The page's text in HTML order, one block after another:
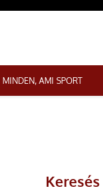
MINDEN, AMI SPORT
Keresés